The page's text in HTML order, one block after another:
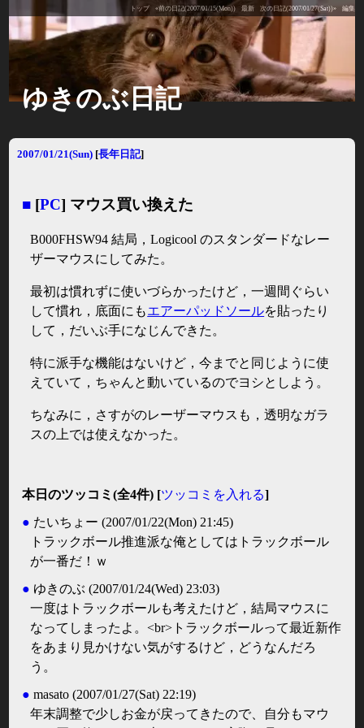
トップ «前の日記(2007/01/15(Mon)) 最新 次の日記(2007/01/27(Sat))» 編集
ゆきのぶ日記
2007/01/21(Sun) [長年日記]
■ [PC] マウス買い換えた
B000FHSW94 結局，Logicool のスタンダードなレー
ザーマウスにしてみた。
最初は慣れずに使いづらかったけど，一週間ぐらい
して慣れ，底面にもエアーパッドソールを貼ったり
して，だいぶ手になじんできた。
特に派手な機能はないけど，今までと同じように使
えていて，ちゃんと動いているのでヨシとしよう。
ちなみに，さすがのレーザーマウスも，透明なガラ
スの上では使えなかった。
本日のツッコミ(全4件) [ツッコミを入れる]
● たいちょー (2007/01/22(Mon) 21:45)
トラックボール推進派な俺としてはトラックボール
が一番だ！ｗ
● ゆきのぶ (2007/01/24(Wed) 23:03)
一度はトラックボールも考えたけど，結局マウスに
なってしまったよ。<br>トラックボールって最近新作
をあまり見かけない気がするけど，どうなんだろ
う。
● masato (2007/01/27(Sat) 22:19)
年末調整で少しお金が戻ってきたので、自分もマウ